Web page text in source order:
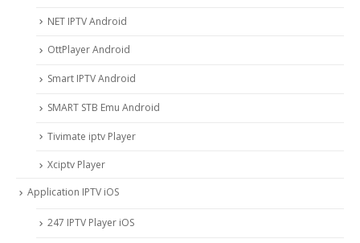
NET IPTV Android
OttPlayer Android
Smart IPTV Android
SMART STB Emu Android
Tivimate iptv Player
Xciptv Player
Application IPTV iOS
247 IPTV Player iOS